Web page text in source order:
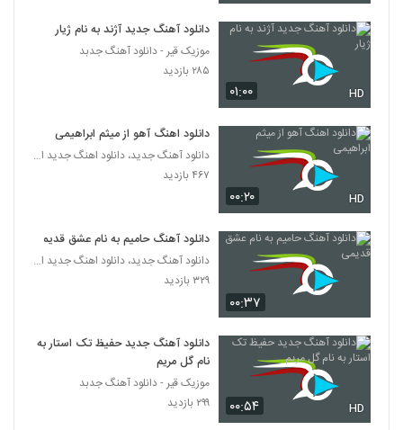
589
موزیک زیبای جون و دلی تو از محسن جمال
590
آهنگ یه دنیا غم از فرهاد جواهر کلام(پاپ)
591
دانلود آهنگ تابستون تنت از مهرشاد به همراه
متن ترانه
۱,۶۶۱ بازدید
دانلود آهنگ جدید و زیبای علیرضا بیرانوند با
نام دختر من دنیای من
593
موزیک زیبای دیوانه جان از بابک مافی
594
افشین آذری آهنگ دلبری
۱,۹۸۵ بازدید
۰۱:۰۰ HD
دانلود آهنگ جدید آژند به نام ژیار
موزیک قیر - دانلود آهنگ جدبد
۲۸۵ بازدید
۰۰:۲۰ HD
دانلود اهنگ آهو از میثم ابراهیمی
دانلود آهنگ جدید، دانلود اهنگ جدید ایرانی
۴۶۷ بازدید
۰۰:۳۷
دانلود آهنگ حامیم به نام عشق قدیمی
دانلود آهنگ جدید، دانلود اهنگ جدید ایرانی
۳۲۹ بازدید
۰۰:۵۴ HD
دانلود آهنگ جدید حفیظ تک استار به
نام گل مریم
موزیک قیر - دانلود آهنگ جدبد
۲۹۹ بازدید